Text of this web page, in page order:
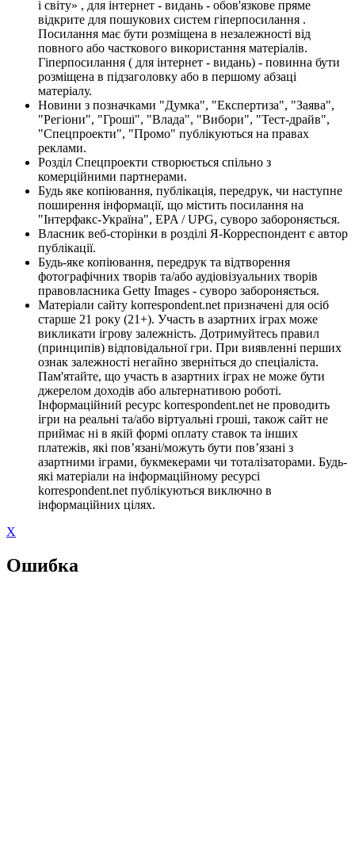
і світу» , для інтернет - видань - обов'язкове пряме
відкрите для пошукових систем гіперпосилання .
Посилання має бути розміщена в незалежності від
повного або часткового використання матеріалів.
Гіперпосилання ( для інтернет - видань) - повинна бути
розміщена в підзаголовку або в першому абзаці
матеріалу.
Новини з позначками "Думка", "Експертиза", "Заява",
"Регіони", "Гроші", "Влада", "Вибори", "Тест-драйв",
"Спецпроекти", "Промо" публікуються на правах
реклами.
Розділ Спецпроекти створюється спільно з
комерційними партнерами.
Будь яке копіювання, публікація, передрук, чи наступне
поширення інформації, що містить посилання на
"Інтерфакс-Україна", EPA / UPG, суворо забороняється.
Власник веб-сторінки в розділі Я-Корреспондент є автор
публікації.
Будь-яке копіювання, передрук та відтворення
фотографічних творів та/або аудіовізуальних творів
правовласника Getty Images - суворо забороняється.
Матеріали сайту korrespondent.net призначені для осіб
старше 21 року (21+). Участь в азартних іграх може
викликати ігрову залежність. Дотримуйтесь правил
(принципів) відповідальної гри. При виявленні перших
ознак залежності негайно зверніться до спеціаліста.
Пам'ятайте, що участь в азартних іграх не може бути
джерелом доходів або альтернативою роботі.
Інформаційний ресурс korrespondent.net не проводить
ігри на реальні та/або віртуальні гроші, також сайт не
приймає ні в якій формі оплату ставок та інших
платежів, які пов’язані/можуть бути пов’язані з
азартними іграми, букмекерами чи тоталізаторами. Будь-
які матеріали на інформаційному ресурсі
korrespondent.net публікуються виключно в
інформаційних цілях.
X
Ошибка